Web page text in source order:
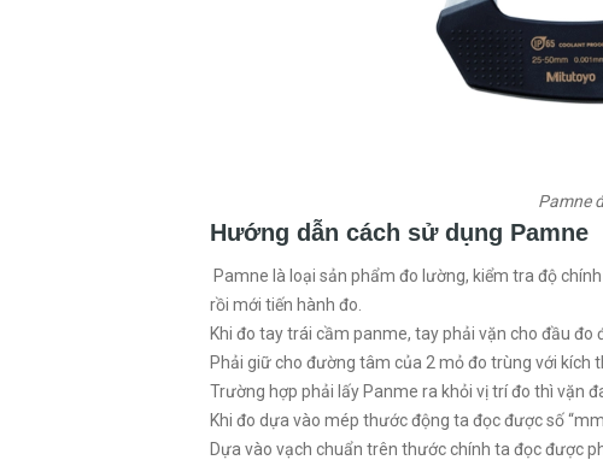
Pamne
Hướng dẫn cách sử dụng Pamne
Pamne là loại sản phẩm đo lường, kiểm tra độ
rồi mới tiến hành đo.
Khi đo tay trái cầm panme, tay phải vặn cho đầu
Phải giữ cho đường tâm của 2 mỏ đo trùng với kích
Trường hợp phải lấy Panme ra khỏi vị trí đo thì vặn
Khi đo dựa vào mép thước động ta đọc được số
Dựa vào vạch chuẩn trên thước chính ta đọc được